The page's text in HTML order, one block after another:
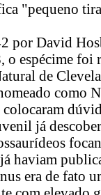
"pequeno
por David
o espécime
de
como
já
haviam
era de fato